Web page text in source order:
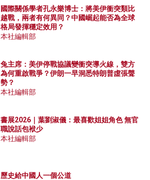
國際關係學者孔永樂博士：將美伊衝突類比
越戰，兩者有何異同？中國崛起能否為全球
格局發揮穩定效用？
本社編輯部
兔主席：美伊停戰協議變衝突導火線，雙方
為何重啟戰爭？伊朗一早洞悉特朗普虛張聲
勢？
本社編輯部
書展2026｜葉劉淑儀：最喜歡姐姐角色 無官
職說話包袱少
本社編輯部
歷史給中國人一個公道